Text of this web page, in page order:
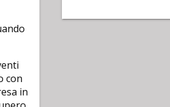
con
in